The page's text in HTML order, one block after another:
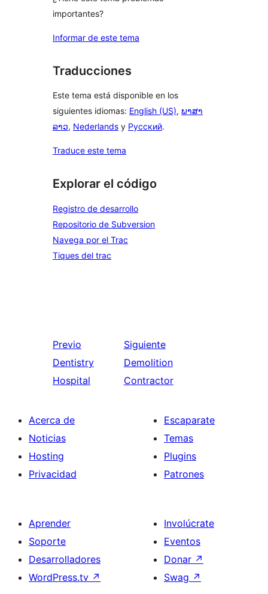
importantes?
Informar de este tema
Traducciones
Este tema está disponible en los
siguientes idiomas: English (US), ພາສາ
ລາວ, Nederlands y Русский.
Traduce este tema
Explorar el código
Registro de desarrollo
Repositorio de Subversion
Navega por el Trac
Tiques del trac
Previo
Dentistry
Hospital
Siguiente
Demolition
Contractor
Acerca de
Noticias
Hosting
Privacidad
Escaparate
Temas
Plugins
Patrones
Aprender
Soporte
Desarrolladores
WordPress.tv ↗
Involúcrate
Eventos
Donar ↗
Swag ↗